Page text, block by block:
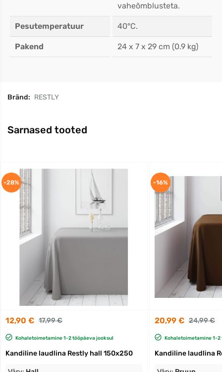
vaheõmblusteta.
Pesutemperatuur 40°C.
Pakend 24 x 7 x 29 cm (0.9 kg)
Bränd: RESTLY
Sarnased tooted
12,90 € 17,99 €
Kohaletoimetamine 1-2 tööpäeva jooksul
Kandiline laudlina Restly hall 150x250
-28%
20,99 € 24,99 €
Kohaletoimetamine 1-
Kandiline laudlina
-16%